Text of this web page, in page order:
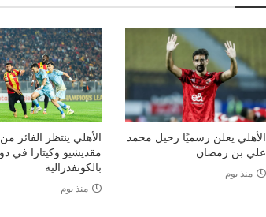
الأهلي يعلن رسميًا رحيل محمد
علي بن رمضان
منذ يوم
الأهلي ينتظر الفائز من
بالكونفدرالية
منذ يوم
منذ يوم
الأهلي يعلن رسميًا رحيل محمد علي بن
رمضان